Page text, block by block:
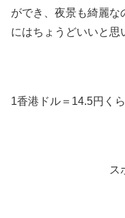
ができ、夜景も綺麗な
にはちょうどいいと思
1香港ドル＝14.5円くら
ス